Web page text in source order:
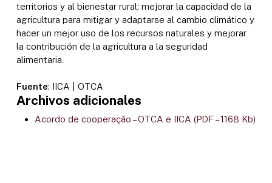
territorios y al bienestar rural; mejorar la capacidad de la
agricultura para mitigar y adaptarse al cambio climático y
hacer un mejor uso de los recursos naturales y mejorar
la contribución de la agricultura a la seguridad
alimentaria.
Fuente: IICA | OTCA
Archivos adicionales
Acordo de cooperação – OTCA e IICA (PDF – 1168 Kb)